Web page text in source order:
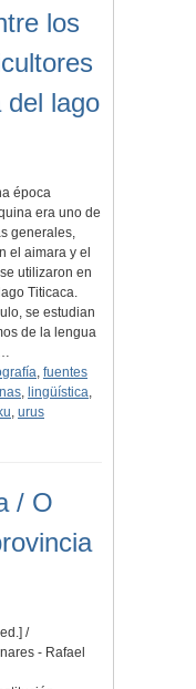
los
del lago
época
era uno de
generales,
el aimara y el
utilizaron en
Titicaca.
se estudian
de la lengua
, fuentes
, lingüística,
, urus
/ O
/
- Rafael